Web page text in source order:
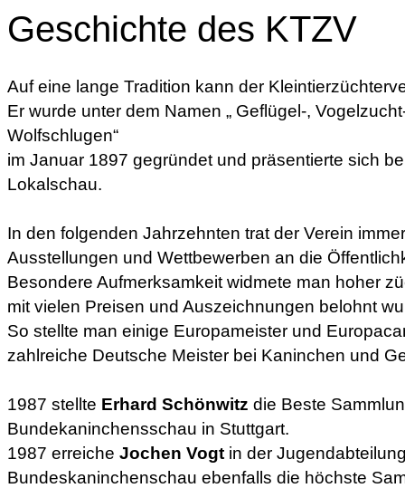
Geschichte des KTZV
Auf eine lange Tradition kann der
Er wurde unter dem Namen „ Geflügel-,
Wolfschlugen“
im Januar 1897 gegründet und präsentierte sich
Lokalschau.
In den folgenden Jahrzehnten trat der Verein
Ausstellungen und Wettbewerben an die
Besondere Aufmerksamkeit widmete man hoher
mit vielen Preisen und Auszeichnungen belohnt
So stellte man einige Europameister und
zahlreiche Deutsche Meister bei Kaninchen und
1987 stellte Erhard Schönwitz die Beste
Bundekaninchensschau in Stuttgart.
1987 erreiche Jochen Vogt in der
Bundeskaninchenschau ebenfalls die höchste